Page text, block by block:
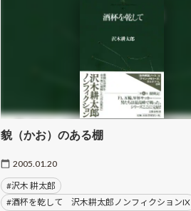
貌（かお）のある棚
2005.01.20
#沢木 耕太郎
#酒杯を乾して 沢木耕太郎ノンフィクションIX